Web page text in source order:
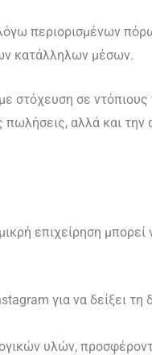
περιορισμένων
κατάλληλων μέσων.
με στόχευση σε
αλλά και την
επιχείρηση
για να δείξει τη
υλών,